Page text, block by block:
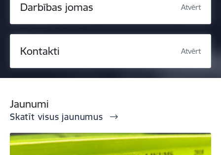
Darbības jomas Atvērt
Kontakti Atvērt
Jaunumi
Skatīt visus jaunumus